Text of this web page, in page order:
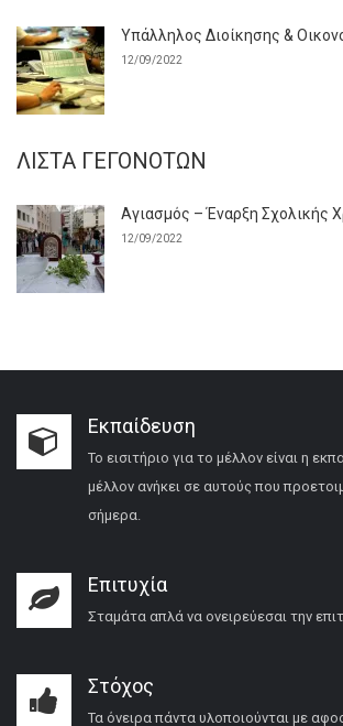
Υπάλληλος Διοίκησης &
12/09/2022
ΛΊΣΤΑ ΓΕΓΟΝΌΤΩΝ
Αγιασμός – Έναρξη Σχολικής
12/09/2022
Εκπαίδευση
Το εισιτήριο για το μέλλον είναι η
μέλλον ανήκει σε αυτούς που
σήμερα.
Επιτυχία
Σταμάτα απλά να ονειρεύεσαι την
Στόχος
Τα όνειρα πάντα υλοποιούνται με